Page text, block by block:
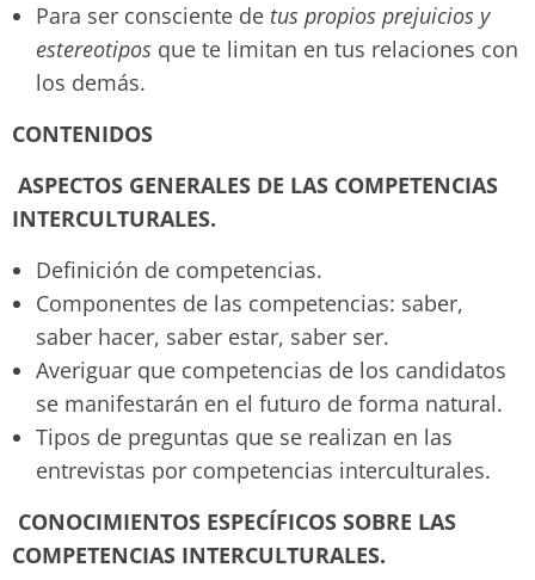
Para ser consciente de tus propios prejuicios y
estereotipos que te limitan en tus relaciones con
los demás.
CONTENIDOS
ASPECTOS GENERALES DE LAS COMPETENCIAS
INTERCULTURALES.
Definición de competencias.
Componentes de las competencias: saber,
saber hacer, saber estar, saber ser.
Averiguar que competencias de los candidatos
se manifestarán en el futuro de forma natural.
Tipos de preguntas que se realizan en las
entrevistas por competencias interculturales.
CONOCIMIENTOS ESPECÍFICOS SOBRE LAS
COMPETENCIAS INTERCULTURALES.